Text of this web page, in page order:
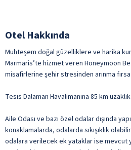
Otel Hakkında
Muhteşem doğal güzelliklere ve harika
Marmaris’te hizmet veren Honeymoon
misafirlerine şehir stresinden arınma
Tesis Dalaman Havalimanına 85 km
Aile Odası ve bazı özel odalar dışında
konaklamalarda, odalarda sıkışıklık
odalara verilecek ek yataklar ise mevcut